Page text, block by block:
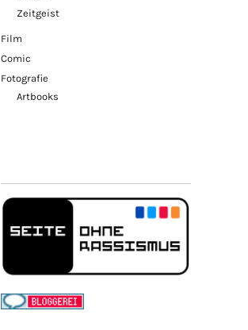
Zeitgeist
Film
Comic
Fotografie
Artbooks